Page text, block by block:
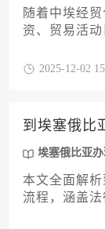
随着中埃经
资、贸易活
供一份详尽
地完成认证
利拓展。
2025-12-02
到埃塞俄比
埃塞俄比亚
本文全面解
流程，涵盖